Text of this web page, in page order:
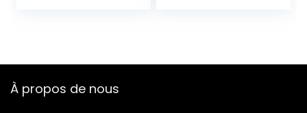
Dinosaure, Taille
À propos de nous